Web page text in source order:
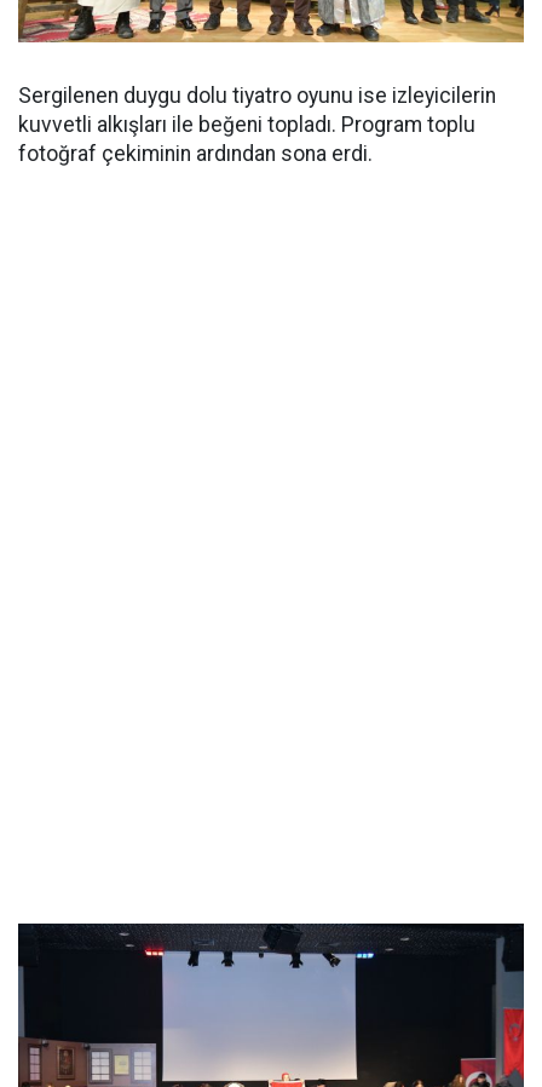
Sergilenen duygu dolu tiyatro oyunu ise izleyicilerin
kuvvetli alkışları ile beğeni topladı. Program toplu
fotoğraf çekiminin ardından sona erdi.